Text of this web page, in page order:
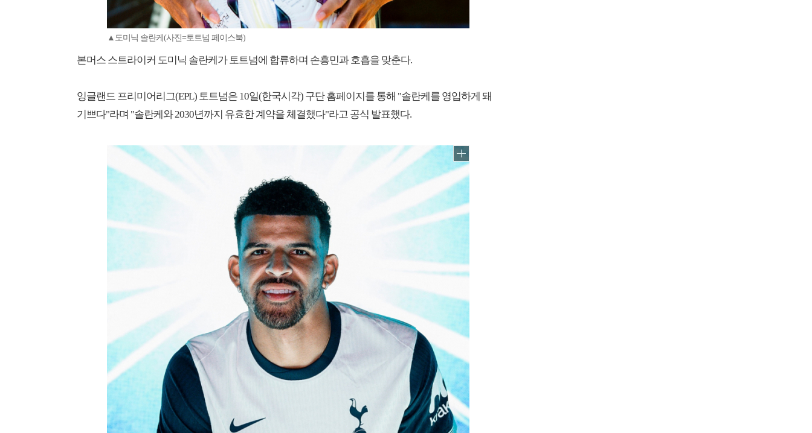
▲도미닉 솔란케(사진=토트넘 페이스북)
본머스 스트라이커 도미닉 솔란케가 토트넘에 합류하며 손흥민과 호흡을 맞춘다.
잉글랜드 프리미어리그(EPL) 토트넘은 10일(한국시각) 구단 홈페이지를 통해 "솔란케를 영입하게 돼
기쁘다"라며 "솔란케와 2030년까지 유효한 계약을 체결했다"라고 공식 발표했다.